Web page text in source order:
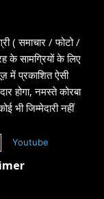
( समाचार / फोटो /
के सामग्रियों के लिए
में प्रकाशित ऐसी
होगा, नमस्ते कोरबा
भी जिम्मेदारी नहीं
Youtube